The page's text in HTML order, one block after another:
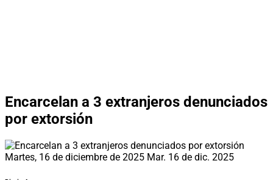
Encarcelan a 3 extranjeros denunciados
por extorsión
Martes, 16 de diciembre de 2025 Mar. 16 de dic. 2025